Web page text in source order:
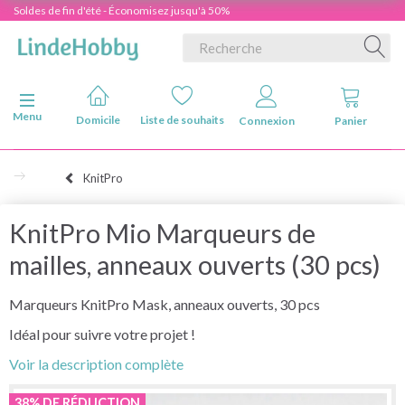
Soldes de fin d'été - Économisez jusqu'à 50%
Basculer la navigation
Menu
Domicile Liste de souhaits Connexion Panier
KnitPro
KnitPro Mio Marqueurs de
mailles, anneaux ouverts (30 pcs)
Marqueurs KnitPro Mask, anneaux ouverts, 30 pcs
Idéal pour suivre votre projet !
Voir la description complète